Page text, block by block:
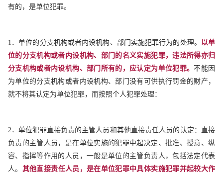
有的，是单位犯罪。
1．单位的分支机构或者内设机构、部门实施犯罪行为的处理。 以单
位的分支机构或者内设机构、部门的名义实施犯罪，违法所得亦归
分支机构或者内设机构、部门所有的，应认定为单位犯罪。不能因
为单位的分支机构或者内设机构、部门没有可供执行罚金的财产，
就不将其认定为单位犯罪，而按照个人犯罪处理：
2．单位犯罪直接负责的主管人员和其他直接责任人员的认定：直接
负责的主管人员，是在单位实施的犯罪中起决定、批准、授意、纵
容、指挥等作用的人员，一般是单位的主管负责人，包括法定代表
人。 其他直接责任人员，是在单位犯罪中具体实施犯罪并起较大作